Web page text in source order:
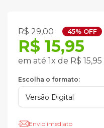
R$ 29,00 45% OFF
R$ 15,95
em até 1x de R$ 15,95
Escolha o formato:
Envio imediato